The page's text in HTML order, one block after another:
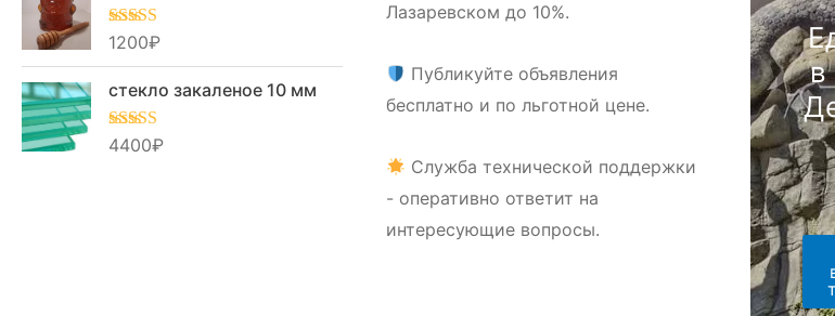
Оценка
1200₽
стекло закаленое 10 мм
Оценка
4400₽
Лазаревском до 10%.
Публикуйте объявления
бесплатно и по льготной цене.
Служба технической поддержки
- оперативно ответит на
интересующие вопросы.
в